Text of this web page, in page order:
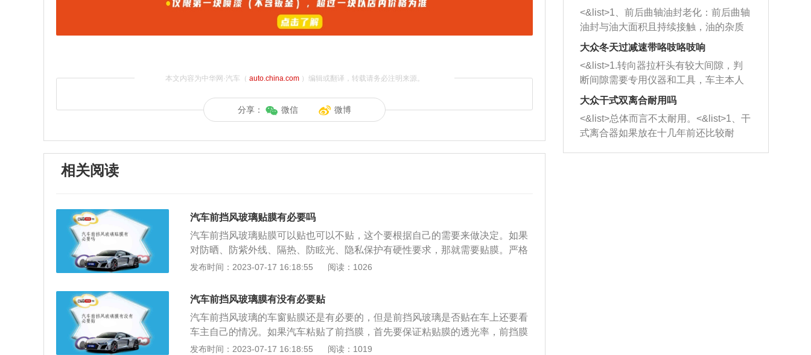
本文内容为中华网·汽车（ auto.china.com）编辑或翻译，转载请务必注明来源。
分享： 微信 微博
相关阅读
汽车前挡风玻璃贴膜有必要吗
汽车前挡风玻璃贴膜可以贴也可以不贴，这个要根据自己的需要来做决定。如果
对防晒、防紫外线、隔热、防眩光、隐私保护有硬性要求，那就需要贴膜。严格
来说，在所有正常情况下，没有必要对前挡风玻璃进行贴膜，除非你的前挡风玻
辅助的作用，比如合理的避开大部分的紫外线，减少紫外线对我们皮肤的照射，
或者矫正强光下的照射等等。目前的汽车电影市场比较混乱，市场鱼龙混杂，往
往产品良势不齐。如果我们是局外人去选择，我们很难去选择比较正规的产品，
所以要想选择相对好的产品，第一步一定要看出厂后的合格标准。
发布时间：2023-07-17 16:18:55 阅读：1026
汽车前挡风玻璃膜有没有必要贴
汽车前挡风玻璃的车窗贴膜还是有必要的，但是前挡风玻璃是否贴在车上还要看
车主自己的情况。如果汽车粘贴了前挡膜，首先要保证粘贴膜的透光率，前挡膜
的透光率必须高达百分之七十。如果能达到安全等级，可以粘贴前挡膜。前挡板
发布时间：2023-07-17 16:18:55 阅读：1019
西取出来。但如果是因为积碳过多引起
的堵塞，就需要将三元催化器泡在草酸
洗剂对堵塞的情况得到解决，将清洗剂
放在燃油箱中，与燃油混合后，车辆启
动时，就可以和汽油一起进入到燃烧
室，最后形成废气排出，就可以让三元
催化器得到清洗，排气管堵塞的情况就
能够得到解决。
一圈半的练习，往右同样也要打相同的
圈数。 <&list>3、最后强调要反复练
习，这样就可以形成肌肉记忆，在真实
驾驶车辆时，不需要记忆也能打好方
向。
<&list>1、前后曲轴油封老化：前后曲轴
油封与油大面积且持续接触，油的杂质
和发动机内持续温度变化使其密封效果
逐渐减弱，导致渗油或漏油。<&list>2、
活塞间隙过大：积碳会使活塞环与缸体
的间隙扩大，导致机油流入燃烧室中，
造成烧机油。<&list>3、机油粘度。使用
机油粘度过小的话，同样会有烧机油现
象，机油粘度过小具有很好的流动性，
大众冬天过减速带咯吱咯吱响
<&list>1.转向器拉杆头有较大间隙，判
断间隙需要专用仪器和工具，车主本人
无法制作，需要将车辆送到修理厂或4s
店；<&list>2.车辆半轴套管防尘罩破
裂，破裂后会出现漏油现象，使半轴磨
损严重，磨损的半轴容易损坏，产生异
响；<&list>3.稳定器的转向胶套和球头
大众干式双离合耐用吗
<&list>总体而言不太耐用。<&list>1、干
式离合器如果放在十几年前还比较耐